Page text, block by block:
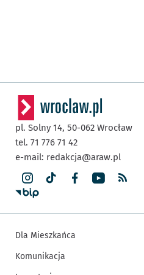
pl. Solny 14, 50-062 Wrocław
tel. 71 776 71 42
e-mail: redakcja@araw.pl
Dla Mieszkańca
Komunikacja